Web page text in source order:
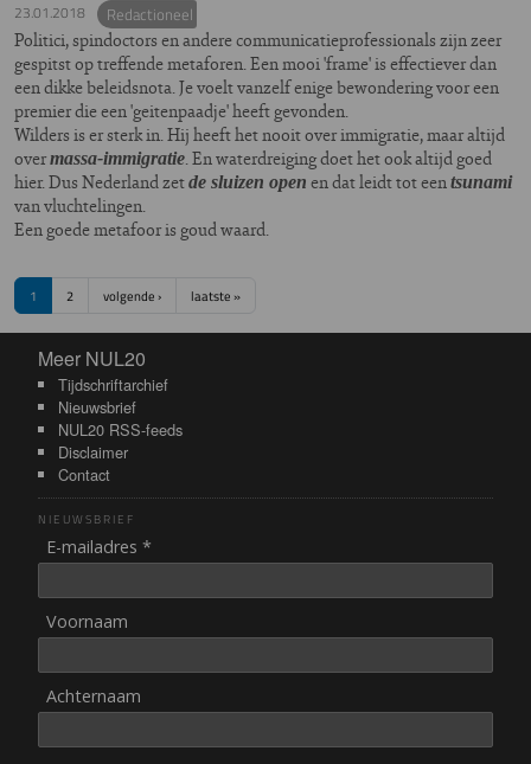
23.01.2018 Redactioneel
Politici, spindoctors en andere communicatieprofessionals zijn zeer
gespitst op treffende metaforen. Een mooi 'frame' is effectiever dan
een dikke beleidsnota. Je voelt vanzelf enige bewondering voor een
premier die een 'geitenpaadje' heeft gevonden.
Wilders is er sterk in. Hij heeft het nooit over immigratie, maar altijd
overmassa-immigratie. En waterdreiging doet het ook altijd goed
hier. Dus Nederland zetde sluizen open en dat leidt tot eentsunami
van vluchtelingen.
Een goede metafoor is goud waard.
Paginering
1 2 volgende ›Volgende pagina
laatste »Laatste pagina
Meer NUL20
Meer NUL20
Tijdschriftarchief
Nieuwsbrief
NUL20 RSS-feeds
Disclaimer
Contact
NIEUWSBRIEF
E-mailadres *
Voornaam
Achternaam